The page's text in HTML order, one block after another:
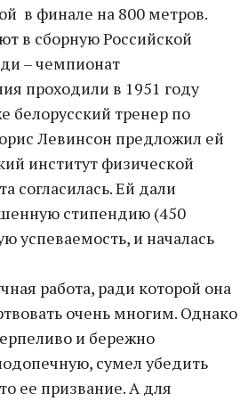
в финале на 800 метров.
в сборную Российской
– чемпионат
проходили в 1951 году
белорусский тренер по
Левинсон предложил ей
институт физической
согласилась. Ей дали
стипендию (450
успеваемость, и началась
работа, ради которой она
очень многим. Однако
и бережно
сумел убедить
ее призвание. А для